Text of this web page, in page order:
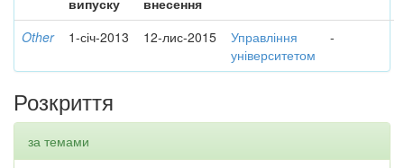
випуску
внесення
Other 1-січ-2013 12-лис-2015
Управління
університетом
-
Розкриття
за темами